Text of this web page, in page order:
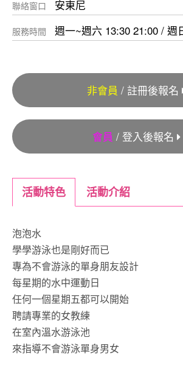
聯絡窗口 安東尼
服務時間 週一~週六 13:30 21:00 / 週
非會員 / 註冊後報名
會員 / 登入後報名
活動特色 活動介紹
泡泡水
學學游泳也是剛好而已
專為不會游泳的單身朋友設計
每星期的水中運動日
任何一個星期五都可以開始
聘請專業的女教練
在室內溫水游泳池
來指導不會游泳單身男女